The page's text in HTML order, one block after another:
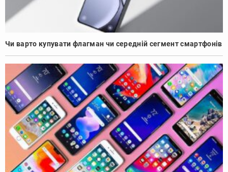
Чи варто купувати флагман чи середній сегмент смартфонів